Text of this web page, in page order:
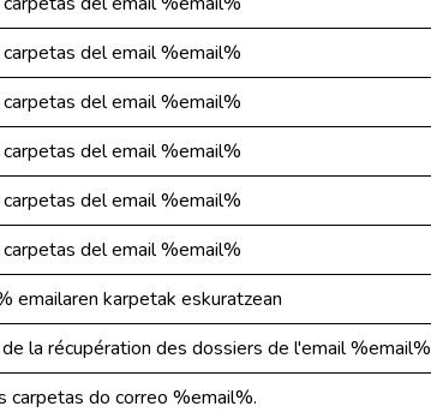
del email %email%
del email %email%
del email %email%
del email %email%
del email %email%
emailaren karpetak eskuratzean
la récupération des dossiers de l'email %email%
carpetas do correo %email%.